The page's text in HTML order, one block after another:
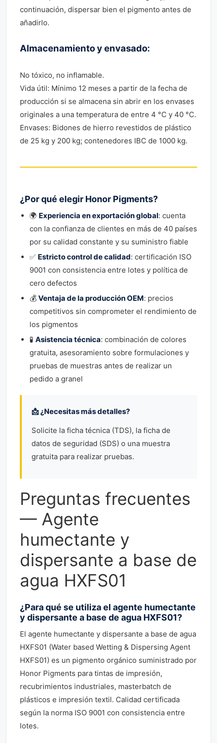
continuación, dispersar bien el pigmento antes de
añadirlo.
Almacenamiento y envasado:
No tóxico, no inflamable.
Vida útil: Mínimo 12 meses a partir de la fecha de
producción si se almacena sin abrir en los envases
originales a una temperatura de entre 4 °C y 40 °C.
Envases: Bidones de hierro revestidos de plástico
de 25 kg y 200 kg; contenedores IBC de 1000 kg.
¿Por qué elegir Honor Pigments?
🌍 Experiencia en exportación global: cuenta
con la confianza de clientes en más de 40 países
por su calidad constante y su suministro fiable
✅ Estricto control de calidad: certificación ISO
9001 con consistencia entre lotes y política de
cero defectos
💰 Ventaja de la producción OEM: precios
competitivos sin comprometer el rendimiento de
los pigmentos
🧪 Asistencia técnica: combinación de colores
gratuita, asesoramiento sobre formulaciones y
pruebas de muestras antes de realizar un
pedido a granel
📩 ¿Necesitas más detalles?
Solicite la ficha técnica (TDS), la ficha de
datos de seguridad (SDS) o una muestra
gratuita para realizar pruebas.
Preguntas frecuentes
— Agente
humectante y
dispersante a base de
agua HXFS01
¿Para qué se utiliza el agente humectante
y dispersante a base de agua HXFS01?
El agente humectante y dispersante a base de agua
HXFS01 (Water based Wetting & Dispersing Agent
HXFS01) es un pigmento orgánico suministrado por
Honor Pigments para tintas de impresión,
recubrimientos industriales, masterbatch de
plásticos e impresión textil. Calidad certificada
según la norma ISO 9001 con consistencia entre
lotes.